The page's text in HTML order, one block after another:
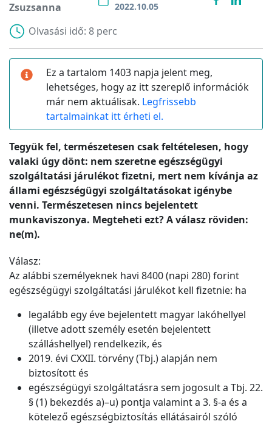
Zsuzsanna
2022.10.05
Olvasási idő: 8 perc
Ez a tartalom 1403 napja jelent meg,
lehetséges, hogy az itt szereplő információk
már nem aktuálisak. Legfrissebb
tartalmainkat itt érheti el.
Tegyük fel, természetesen csak feltételesen, hogy
valaki úgy dönt: nem szeretne egészségügyi
szolgáltatási járulékot fizetni, mert nem kívánja az
állami egészségügyi szolgáltatásokat igénybe
venni. Természetesen nincs bejelentett
munkaviszonya. Megteheti ezt? A válasz röviden:
ne(m).
Válasz:
Az alábbi személyeknek havi 8400 (napi 280) forint
egészségügyi szolgáltatási járulékot kell fizetnie: ha
legalább egy éve bejelentett magyar lakóhellyel
(illetve adott személy esetén bejelentett
szálláshellyel) rendelkezik, és
2019. évi CXXII. törvény (Tbj.) alapján nem
biztosított és
egészségügyi szolgáltatásra sem jogosult a Tbj. 22.
§ (1) bekezdés a)–u) pontja valamint a 3. §-a és a
kötelező egészségbiztosítás ellátásairól szóló